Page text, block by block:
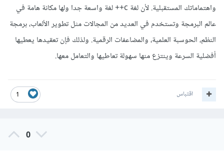
واهتماماتك المستقبلية. لأن لغة c++ لغة واسعة جدا ولها مكانة هامة في
عالم البرمجة وتستخدم في العديد من المجالات مثل تطوير الألعاب، برمجة
النظم، الحوسبة العلمية، والمضاعفات الرقمية. ولذلك فإن تعقيدها يعطيها
أفضلية السرعة وينتزع منها سهولة تعاطيها والتعامل معها.
1 اقتباس
0